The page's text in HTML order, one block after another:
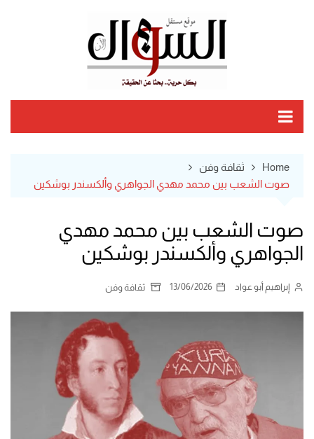
Home
ثقافة وفن
صوت الشعب بين محمد مهدي الجواهري وألكسندر بوشكين
صوت الشعب بين محمد مهدي
الجواهري وألكسندر بوشكين
إبراهيم أبو عواد 13/06/2026 ثقافة وفن